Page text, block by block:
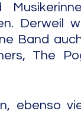
Derweil
Band
The
ebenso